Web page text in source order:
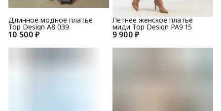
10 500 ₽
Длинное модное платье
Top Design A8 039
9 900 ₽
Летнее женское платье
миди Top Design PA9 15